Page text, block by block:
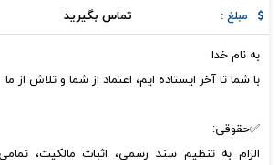
مبلغ : تماس بگیرید
به نام خدا
با شما تا آخر ایستاده ایم، اعتماد از شما و تلاش از ما
✅حقوقی:
الزام به تنظیم سند رسمی، اثبات مالکیت،